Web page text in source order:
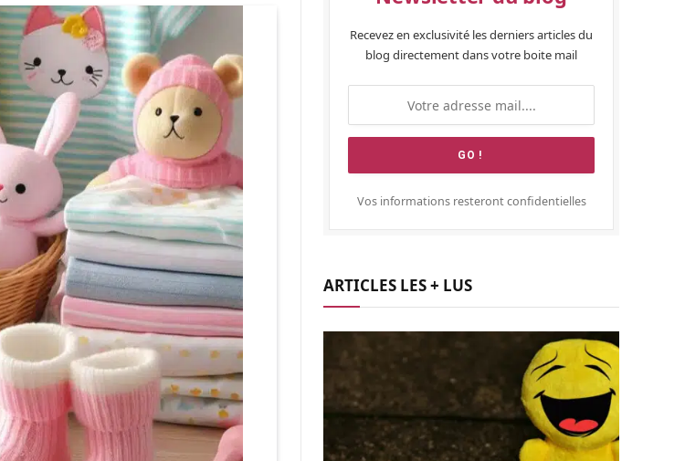
Recevez en exclusivité les derniers articles du
blog directement dans votre boite mail
Vos informations resteront confidentielles
ARTICLES LES + LUS